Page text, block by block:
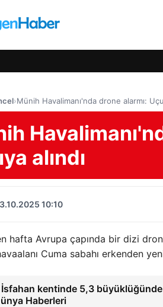
›Münih Havalimanı'nda drone alarmı:
alındı
10:10
hafta Avrupa çapında bir dizi dron
Cuma sabahı erkenden
İsfahan kentinde 5,3
Haberleri